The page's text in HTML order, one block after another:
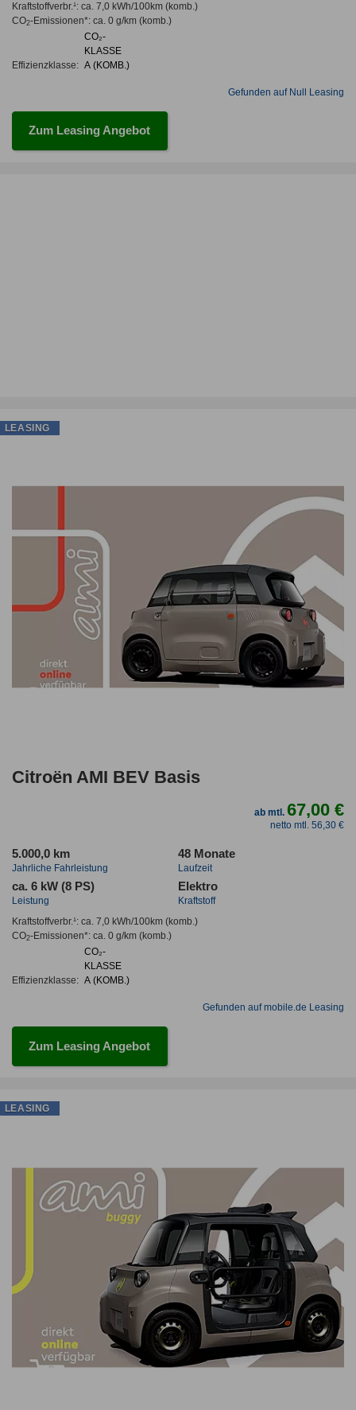
Kraftstoffverbr.¹: ca. 7,0 kWh/100km(komb.)
CO2-Emissionen*: ca. 0 g/km(komb.)
Effizienzklasse:
CO₂-
KLASSE
A (KOMB.)
Gefunden auf Null Leasing
Zum Leasing Angebot
Citroën AMI BEV Basis
ab mtl.67,00 €
netto mtl. 56,30 €
5.000,0 km
Jahrliche Fahrleistung
48 Monate
Laufzeit
ca. 6 kW (8 PS)
Leistung
Elektro
Kraftstoff
Kraftstoffverbr.¹: ca. 7,0 kWh/100km(komb.)
CO2-Emissionen*: ca. 0 g/km(komb.)
Effizienzklasse:
CO₂-
KLASSE
A (KOMB.)
Gefunden auf mobile.de Leasing
Zum Leasing Angebot
LEASING
LEASING